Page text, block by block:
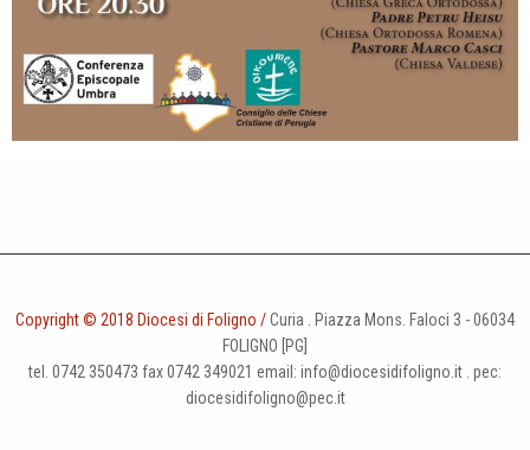
Copyright © 2018 Diocesi di Foligno /Curia . Piazza Mons. Faloci 3 - 06034
FOLIGNO [PG]
tel. 0742 350473 fax 0742 349021 email: info@diocesidifoligno.it . pec:
diocesidifoligno@pec.it